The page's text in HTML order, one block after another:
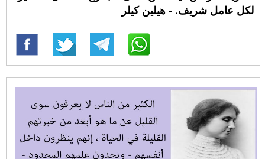
لكل عامل شريف. - هيلين كيلر